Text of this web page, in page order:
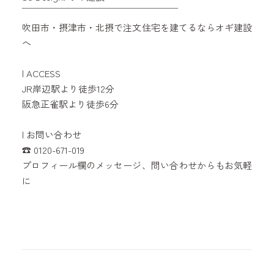
￣￣￣￣￣￣￣￣￣￣￣￣￣￣￣￣￣⠀
吹田市・摂津市・北摂で注文住宅を建てるならオギ建設
へ
| ACCESS ⠀
JR岸辺駅より徒歩12分
阪急正雀駅より徒歩6分
| お問い合わせ ⠀
☎︎ 0120-671-019
プロフィール欄のメッセージ、問い合わせからもお気軽
に⠀